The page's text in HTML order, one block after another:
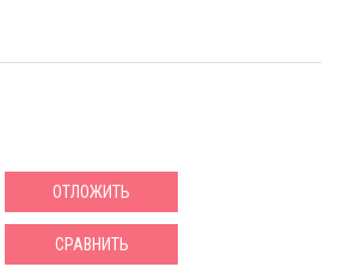
ОТЛОЖИТЬ
СРАВНИТЬ